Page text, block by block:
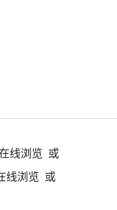
线浏览 或
线浏览 或